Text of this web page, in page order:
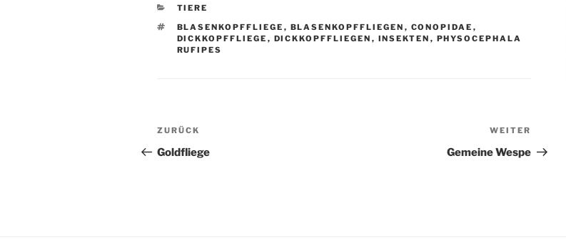
KATEGORIEN
TIERE
SCHLAGWÖRTER
BLASENKOPFFLIEGE , BLASENKOPFFLIEGEN , CONOPIDAE ,
DICKKOPFFLIEGE , DICKKOPFFLIEGEN , INSEKTEN , PHYSOCEPHALA
RUFIPES
Beitragsnavigation
Vorheriger
Beitrag
ZURÜCK
Goldfliege
Beitrag
WEITER
Gemeine Wespe